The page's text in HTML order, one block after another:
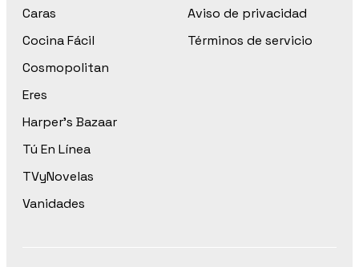
Caras
Cocina Fácil
Cosmopolitan
Eres
Harper’s Bazaar
Tú En Línea
TVyNovelas
Vanidades
Aviso de privacidad
Términos de servicio